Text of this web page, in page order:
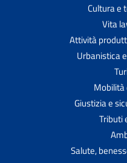
Cultura e
Vita
Attività
Urbanistica
Giustizia e
Tributi
Salute,